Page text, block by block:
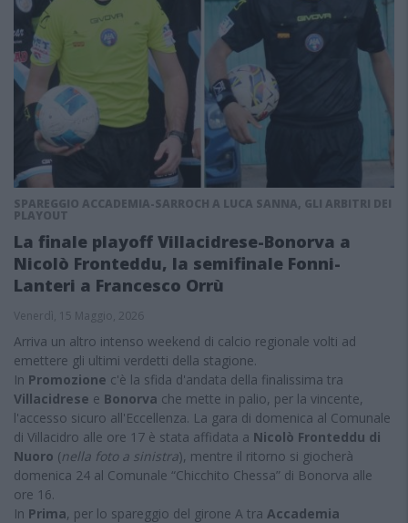
SPAREGGIO ACCADEMIA-SARROCH A LUCA SANNA, GLI ARBITRI DEI
PLAYOUT
La finale playoff Villacidrese-Bonorva a
Nicolò Fronteddu, la semifinale Fonni-
Lanteri a Francesco Orrù
Venerdì, 15 Maggio, 2026
Arriva un altro intenso weekend di calcio regionale volti ad
emettere gli ultimi verdetti della stagione.
In Promozione c'è la sfida d'andata della finalissima tra
Villacidrese e Bonorva che mette in palio, per la vincente,
l'accesso sicuro all'Eccellenza. La gara di domenica al Comunale
di Villacidro alle ore 17 è stata affidata a Nicolò Fronteddu di
Nuoro (nella foto a sinistra), mentre il ritorno si giocherà
domenica 24 al Comunale “Chicchito Chessa” di Bonorva alle
ore 16.
In Prima, per lo spareggio del girone A tra Accademia